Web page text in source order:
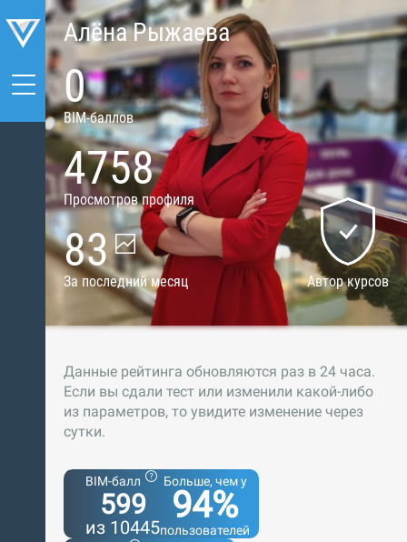
Алёна Рыжаева
0
BIM-баллов
4758
Просмотров профиля
83
За последний месяц Автор курсов
Данные рейтинга обновляются раз в 24 часа.
Если вы сдали тест или изменили какой-либо
из параметров, то увидите изменение через
сутки.
BIM-балл
599
из 10445
Больше, чем у
94%
пользователей